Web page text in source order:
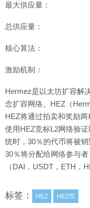
最大供应量：
总供应量：
核心算法：
激励机制：
Hermez是以太坊扩容解
念扩容网络。HEZ（
HEZ将通过拍卖和奖励
使用HEZ竞标L2网络验
统时，30％的代币将被
30％将分配给网络参与
（DAI，USDT，ETH，
标签： HEZ HEZ币